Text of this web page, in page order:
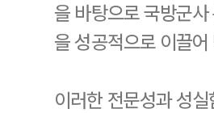
을 바탕으로 국방군
을 성공적으로 이끌
이러한 전문성과 성